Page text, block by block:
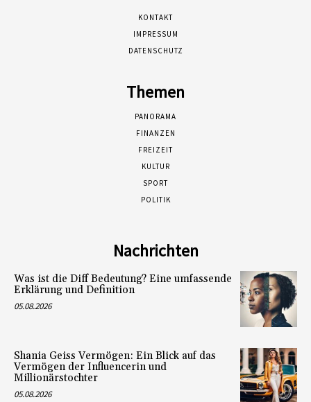
KONTAKT
IMPRESSUM
DATENSCHUTZ
Themen
PANORAMA
FINANZEN
FREIZEIT
KULTUR
SPORT
POLITIK
Nachrichten
Was ist die Diff Bedeutung? Eine umfassende
Erklärung und Definition
05.08.2026
Shania Geiss Vermögen: Ein Blick auf das
Vermögen der Influencerin und
Millionärstochter
05.08.2026